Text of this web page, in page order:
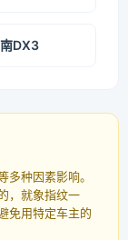
DX3
种因素影响。
，就象指纹一
免用特定车主的